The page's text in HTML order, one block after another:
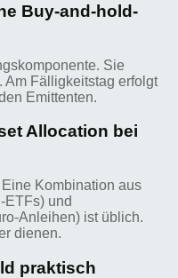
Buy-and-hold-
Sie
Fälligkeitstag erfolgt
Emittenten.
Allocation bei
Kombination aus
ETFs) und
Anleihen) ist üblich.
dienen.
praktisch